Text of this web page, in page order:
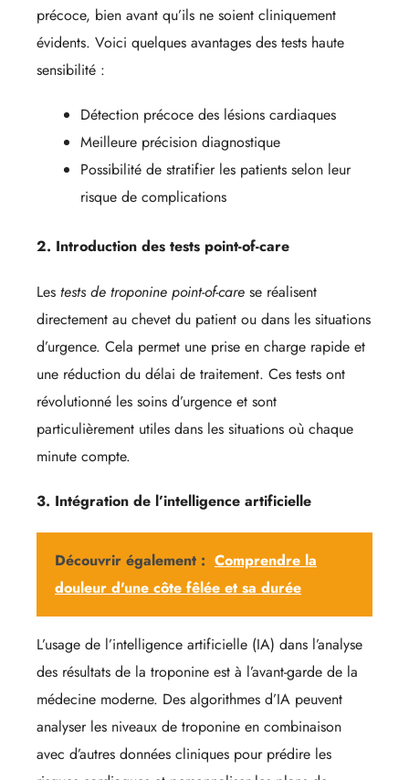
précoce, bien avant qu’ils ne soient cliniquement
évidents. Voici quelques avantages des tests haute
sensibilité :
Détection précoce des lésions cardiaques
Meilleure précision diagnostique
Possibilité de stratifier les patients selon leur
risque de complications
2. Introduction des tests point-of-care
Les tests de troponine point-of-care se réalisent
directement au chevet du patient ou dans les situations
d’urgence. Cela permet une prise en charge rapide et
une réduction du délai de traitement. Ces tests ont
révolutionné les soins d’urgence et sont
particulièrement utiles dans les situations où chaque
minute compte.
3. Intégration de l’intelligence artificielle
Découvrir également : Comprendre la
douleur d'une côte fêlée et sa durée
L’usage de l’intelligence artificielle (IA) dans l’analyse
des résultats de la troponine est à l’avant-garde de la
médecine moderne. Des algorithmes d’IA peuvent
analyser les niveaux de troponine en combinaison
avec d’autres données cliniques pour prédire les